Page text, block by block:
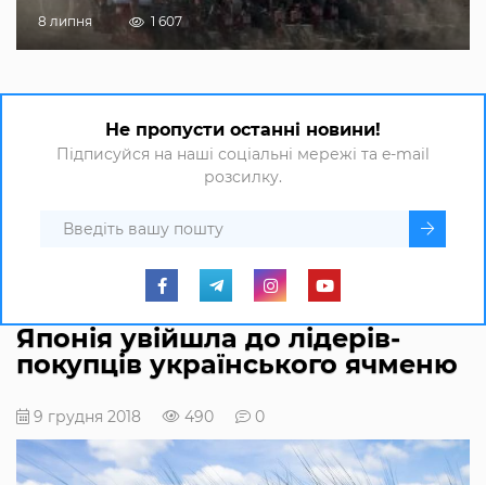
8 липня 1 607
Не пропусти останні новини!
Підписуйся на наші соціальні мережі та e-mail
розсилку.
Японія увійшла до лідерів-
покупців українського ячменю
9 грудня 2018 490 0